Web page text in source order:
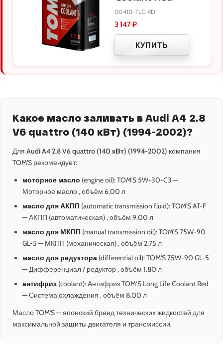
00410-TLC-RD
3 147₽
КУПИТЬ
Какое масло заливать в Audi A4 2.8
V6 quattro (140 кВт) (1994-2002)?
Для Audi A4 2.8 V6 quattro (140 кВт) (1994-2002) компания
TOM'S рекомендует:
моторное масло (engine oil): TOM'S 5W-30-C3 —
Моторное масло , объём 6.00 л
масло для АКПП (automatic transmission fluid): TOM'S AT-F
— АКПП (автоматическая) , объём 9.00 л
масло для МКПП (manual transmission oil): TOM'S 75W-90
GL-5 — МКПП (механическая) , объём 2.75 л
масло для редуктора (differential oil): TOM'S 75W-90 GL-5
— Дифференциал / редуктор , объём 1.80 л
антифриз (coolant): Антифриз TOM’S Long Life Coolant Red
— Система охлаждения , объём 8.00 л
Масло TOM'S — японский бренд технических жидкостей для
максимальной защиты двигателя и трансмиссии.